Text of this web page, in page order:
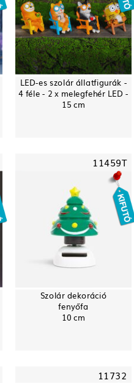
LED-es szolár állatfigurák -
4 féle - 2 x melegfehér LED -
15 cm
11459T
Szolár dekoráció
fenyőfa
10 cm
11732